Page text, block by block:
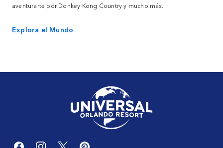
aventurarte por Donkey Kong Country y mucho más.
Explora el Mundo